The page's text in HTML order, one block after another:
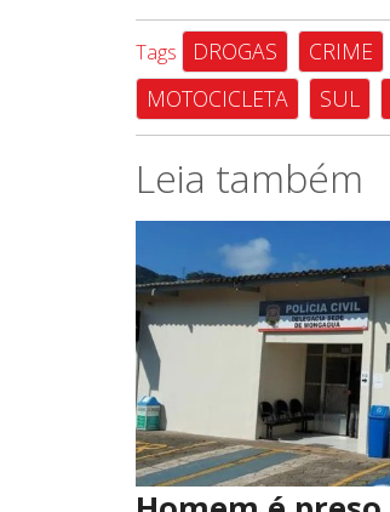
Tags DROGAS CRIME
MOTOCICLETA
SUL
Leia também